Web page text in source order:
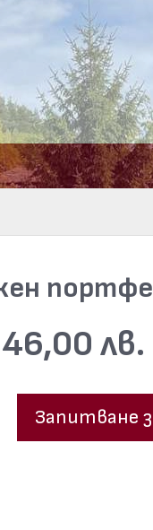
лв.
Запитване